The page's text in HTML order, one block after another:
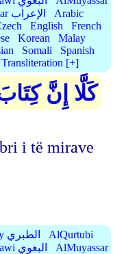
Grammar الإعراب
Arabic
English
French
Korean
Malay
Somali
Spanish
Transliteration [+]
كَلَّا إِنَّ
i të mirave
AtTabariy الطبري
AlQurtubi
AlBaghawi البغوي
AlMuyassar